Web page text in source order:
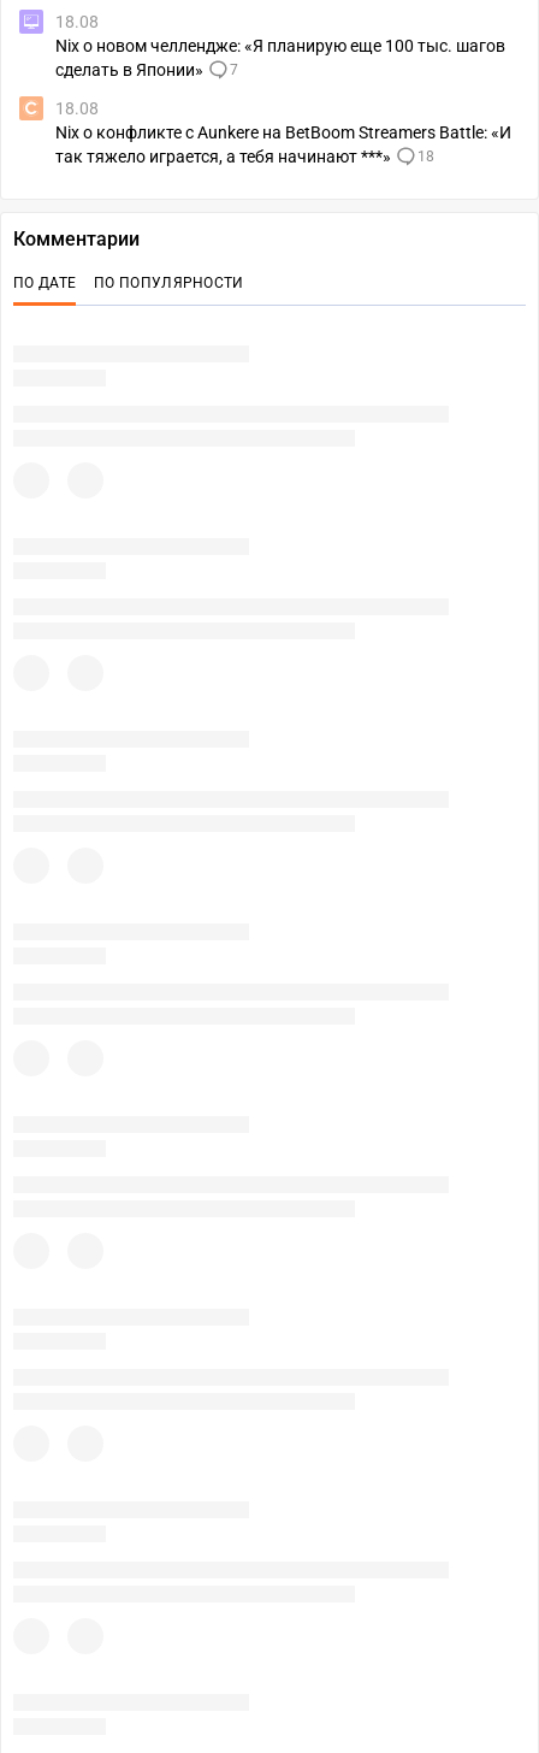
18.08
Nix о новом челлендже: «Я планирую еще 100 тыс. шагов
сделать в Японии»
7
18.08
Nix о конфликте с Aunkere на BetBoom Streamers Battle: «И
так тяжело играется, а тебя начинают ***»
18
Комментарии
ПО ДАТЕ ПО ПОПУЛЯРНОСТИ